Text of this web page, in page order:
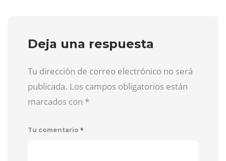
Deja una respuesta
Tu dirección de correo electrónico no será
publicada. Los campos obligatorios están
marcados con *
Tu comentario *